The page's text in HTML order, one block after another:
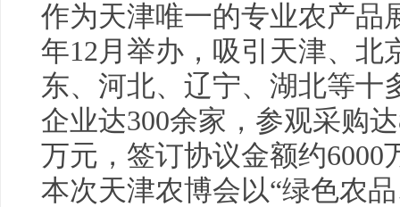
作为天津唯一的专业农产品
年12月举办，吸引天津、北
东、河北、辽宁、湖北等十
企业达300余家，参观采购
万元，签订协议金额约
本次天津农博会以“绿色农